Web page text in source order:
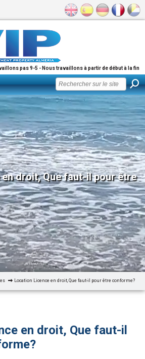
pas 9-5 - Nous travaillons à partir de début à la fin
droit, Que faut-il pour être
Location Licence en droit, Que faut-il pour être conforme?
en droit, Que faut-il